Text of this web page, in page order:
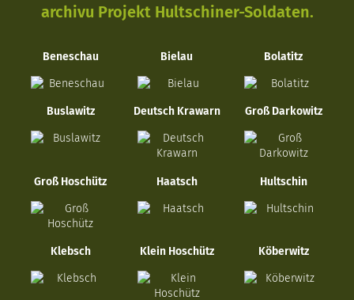
archivu Projekt Hultschiner-Soldaten.
Beneschau Bielau Bolatitz
Buslawitz Deutsch Krawarn Groß Darkowitz
Groß Hoschütz Haatsch Hultschin
Klebsch Klein Hoschütz Köberwitz